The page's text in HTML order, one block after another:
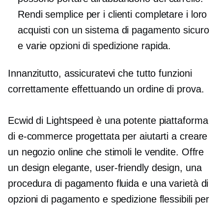
Rendi semplice per i clienti completare i loro
acquisti con un sistema di pagamento sicuro
e varie opzioni di spedizione rapida.
Innanzitutto, assicuratevi che tutto funzioni
correttamente effettuando un ordine di prova.
Ecwid di Lightspeed è una potente piattaforma
di e-commerce progettata per aiutarti a creare
un negozio online che stimoli le vendite. Offre
un design elegante, user-friendlydesign, una
procedura di pagamento fluida e una varietà di
opzioni di pagamento e spedizione flessibili per